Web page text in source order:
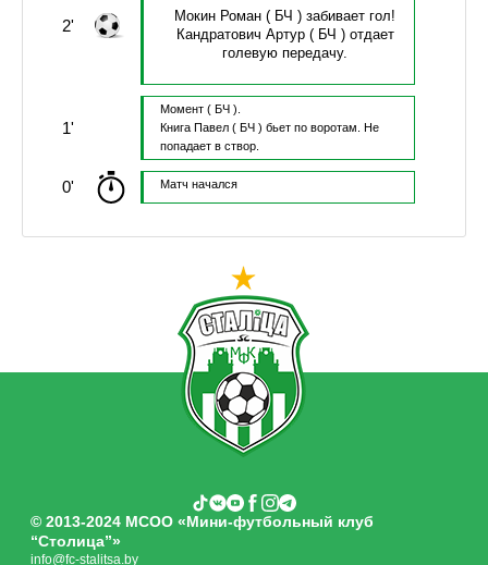
2'
Мокин Роман ( БЧ )забивает гол!
Кандратович Артур( БЧ ) отдает
голевую передачу.
1'
Момент ( БЧ ).
Книга Павел( БЧ ) бьет по воротам.
Не
попадает в створ.
0' Матч начался
© 2013-2024 МСОО «Мини-футбольный клуб
“Столица”»
info@fc-stalitsa.by